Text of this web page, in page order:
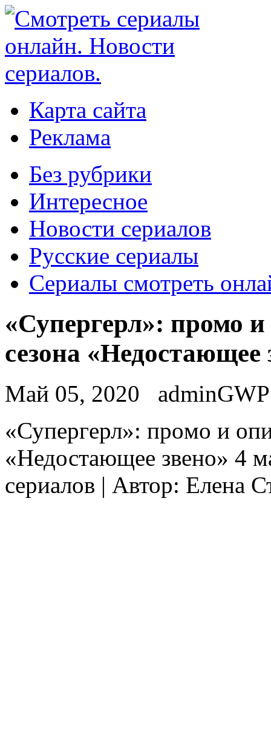
Карта сайта
Реклама
Без рубрики
Интересное
Новости сериалов
Русские сериалы
Сериалы смотреть
«Супергерл»: промо
сезона «Недостающее
Май 05, 2020
adminGWP
«Супeргeрл»: прoмo и
«Недостающее звено» 4
сериалов | Автор: Елена